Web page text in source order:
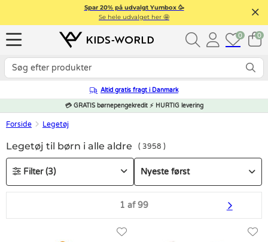
Spar 20% på udvalgt Yumbox 🥳
Se hele udvalget her 🤩
0 0
Altid gratis fragt i Danmark
💳 GRATIS børnepengekredit ⚡ HURTIG levering
Forside Legetøj
Legetøj til børn i alle aldre 3958
Filter 3
1 af 99